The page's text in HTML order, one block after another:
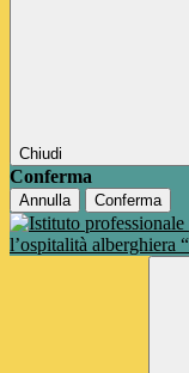
Chiudi
Conferma
Annulla Conferma